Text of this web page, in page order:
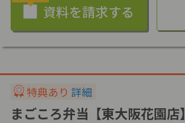
特典あり 詳細
まごころ弁当【東大阪花園店】